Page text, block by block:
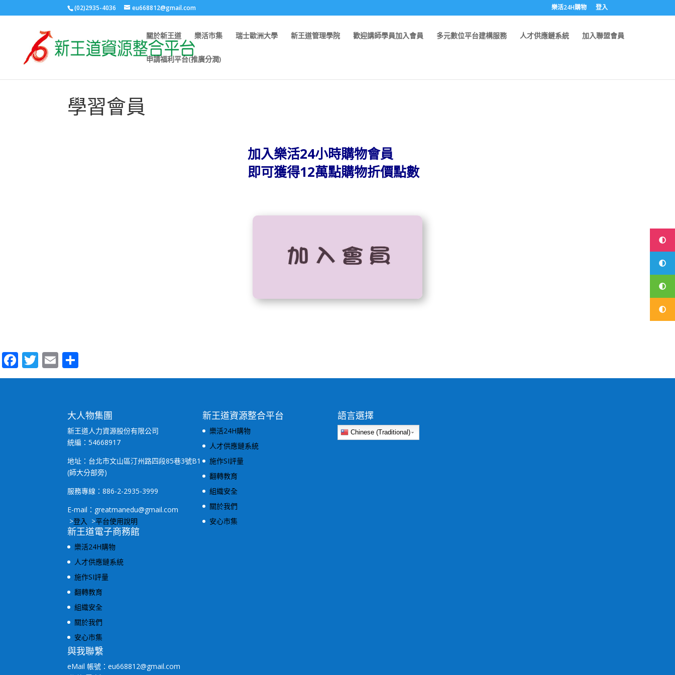
(02)2935-4036 eu668812@gmail.com 樂活24H購物 登入
關於新王道 樂活市集 瑞士歐洲大學 新王道管理學院 歡迎講師學員加入會員 多元數位平台建構服務 人才供應鏈系統 加入聯盟會員
申請福利平台(推廣分潤)
學習會員
加入樂活24小時購物會員
即可獲得12萬點購物折價點數
Facebook
Twitter
Email
大人物集團
新王道人力資源股份有限公司
統編：54668917
地址：台北市文山區汀州路四段85巷3號B1
(師大分部旁)
服務專線：886-2-2935-3999
E-mail：greatmanedu@gmail.com
>登入 >平台使用說明
新王道電子商務館
樂活24H購物
人才供應鏈系統
施作SI評量
翻轉教育
組織安全
關於我們
安心市集
與我聯繫
eMail 帳號：eu668812@gmail.com
新王道資源整合平台
樂活24H購物
人才供應鏈系統
施作SI評量
翻轉教育
組織安全
關於我們
安心市集
語言選擇
Chinese (Traditional)